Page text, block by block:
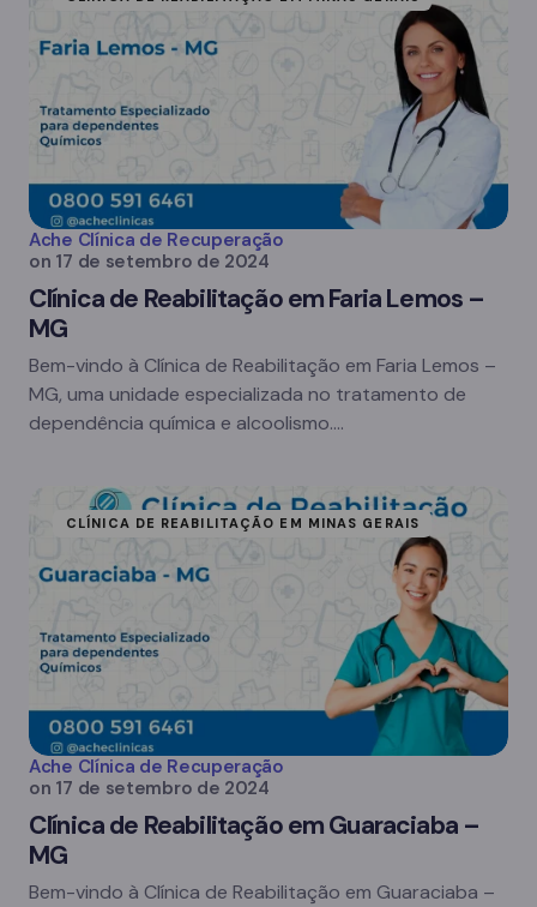
Ache Clínica de Recuperação
on 17 de setembro de 2024
Clínica de Reabilitação em Faria Lemos –
MG
Bem-vindo à Clínica de Reabilitação em Faria Lemos –
MG, uma unidade especializada no tratamento de
dependência química e alcoolismo.…
CLÍNICA DE REABILITAÇÃO EM MINAS GERAIS
Ache Clínica de Recuperação
on 17 de setembro de 2024
Clínica de Reabilitação em Guaraciaba –
MG
Bem-vindo à Clínica de Reabilitação em Guaraciaba –